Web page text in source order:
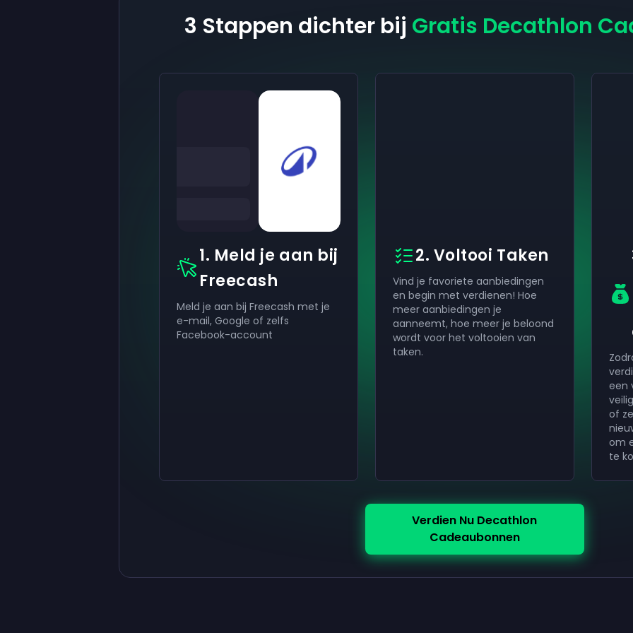
3 Stappen dichter bij Gratis Decathlon
1. Meld je aan bij
Freecash
Meld je aan bij Freecash met je
e-mail, Google of zelfs
Facebook-account
2. Voltooi Taken
Vind je favoriete aanbiedingen
en begin met verdienen! Hoe
meer aanbiedingen je
aanneemt, hoe meer je beloond
wordt voor het voltooien van
taken.
een
of
om
te
Verdien Nu Decathlon
Cadeaubonnen